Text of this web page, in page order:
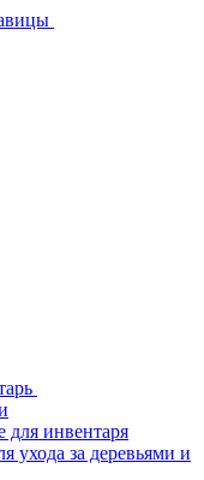
инвентаря
ухода за деревьями и